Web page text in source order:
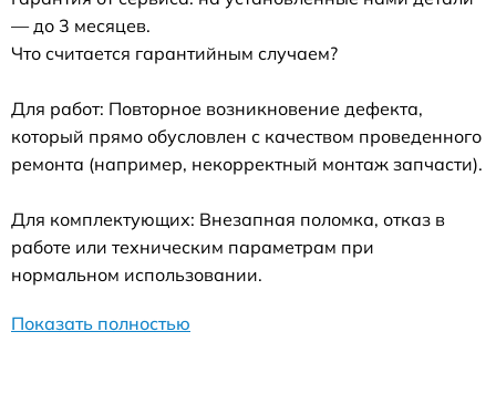
— до 3 месяцев.
Что считается гарантийным случаем?
Для работ: Повторное возникновение дефекта,
который прямо обусловлен с качеством проведенного
ремонта (например, некорректный монтаж запчасти).
Для комплектующих: Внезапная поломка, отказ в
работе или техническим параметрам при
нормальном использовании.
Показать полностью